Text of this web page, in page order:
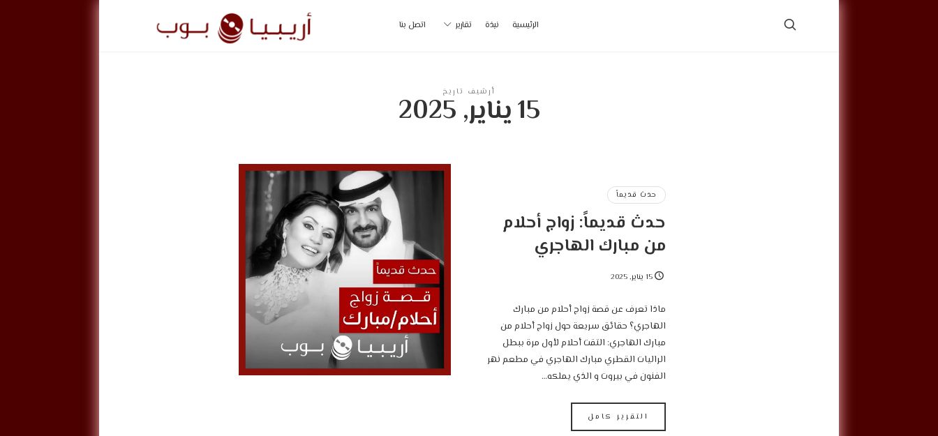
الرئيسية نبذة تقارير اتصل بنا
أريبيا
أرشيف تاريخ
15 يناير, 2025
حدث قديماً
حدث قديماً: زواج أحلام
من مبارك الهاجري
15 يناير, 2025
ماذا تعرف عن قصة زواج أحلام من مبارك
الهاجري؟ حقائق سريعة حول زواج أحلام من
مبارك الهاجري: التقت أحلام لأول مرة ببطل
الراليات القطري مبارك الهاجري في مطعم نهر
الفنون في بيروت و الذي يملكه…
التقرير كامل